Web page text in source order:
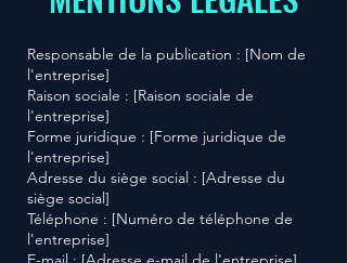
Responsable de la publication : [Nom de
l'entreprise]
Raison sociale : [Raison sociale de
l'entreprise]
Forme juridique : [Forme juridique de
l'entreprise]
Adresse du siège social : [Adresse du
siège social]
Téléphone : [Numéro de téléphone de
l'entreprise]